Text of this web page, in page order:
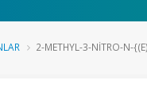
2-METHYL-3-NITRO-N-